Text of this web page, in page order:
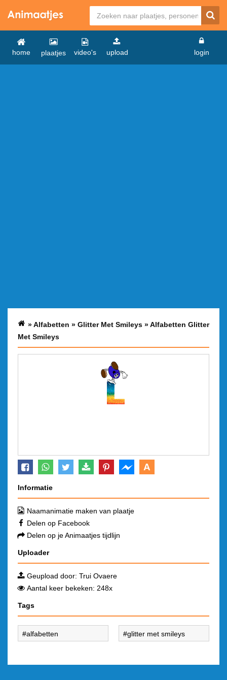
home plaatjes video's upload login
»Alfabetten » Glitter Met Smileys »Alfabetten Glitter
Met Smileys
A
Informatie
Naamanimatie maken van plaatje
Delen op Facebook
Delen op je Animaatjes tijdlijn
Uploader
Geupload door: Trui Ovaere
Aantal keer bekeken: 248x
Tags
alfabetten glitter met smileys